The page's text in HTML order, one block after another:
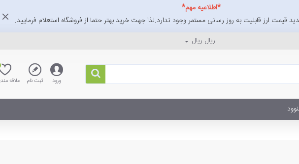
*اطلاعیه مهم*
قیمت ارز قابلیت به روز رسانی مستمر وجود ندارد.لذا جهت خرید بهتر حتما از فروشگاه استعلام فرمایید.
ریال ریال
ورود ثبت نام علاقه